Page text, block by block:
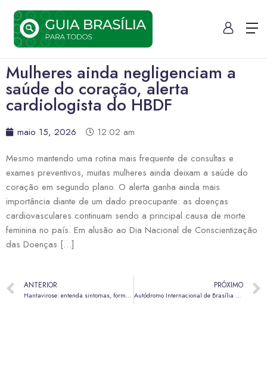
Mulheres ainda negligenciam a
saúde do coração, alerta
cardiologista do HBDF
maio 15, 2026
12:02 am
Mesmo mantendo uma rotina mais frequente de consultas e
exames preventivos, muitas mulheres ainda deixam a saúde do
coração em segundo plano. O alerta ganha ainda mais
importância diante de um dado preocupante: as doenças
cardiovasculares continuam sendo a principal causa de morte
feminina no país. Em alusão ao Dia Nacional de Conscientização
das Doenças […]
ANTERIOR
Hantavirose: entenda sintomas, formas de transmissão e por que a doença exige atenção
PRÓXIMO
Autódromo Internacional de Brasília passa a receber corredores de rua todas as sextas-feiras